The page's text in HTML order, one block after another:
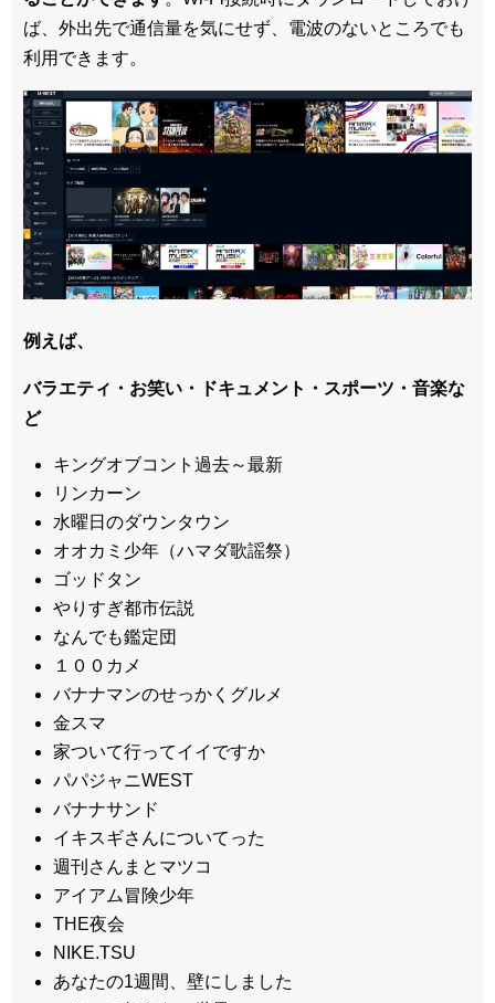
ば、外出先で通信量を気にせず、電波のないところでも
利用できます。
例えば、
バラエティ・お笑い・ドキュメント・スポーツ・音楽な
ど
キングオブコント過去～最新
リンカーン
水曜日のダウンタウン
オオカミ少年（ハマダ歌謡祭）
ゴッドタン
やりすぎ都市伝説
なんでも鑑定団
１００カメ
バナナマンのせっかくグルメ
金スマ
家ついて行ってイイですか
パパジャニWEST
バナナサンド
イキスギさんについてった
週刊さんまとマツコ
アイアム冒険少年
THE夜会
NIKE.TSU
あなたの1週間、壁にしました